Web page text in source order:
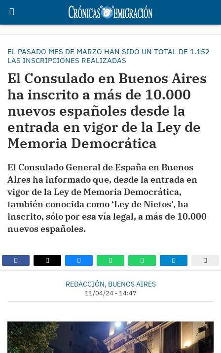
EL PASADO MES DE MARZO HAN SIDO UN TOTAL DE 1.152
LAS INSCRIPCIONES REALIZADAS
El Consulado en Buenos Aires
ha inscrito a más de 10.000
nuevos españoles desde la
entrada en vigor de la Ley de
Memoria Democrática
El Consulado General de España en Buenos
Aires ha informado que, desde la entrada en
vigor de la Ley de Memoria Democrática,
también conocida como ‘Ley de Nietos’, ha
inscrito, sólo por esa vía legal, a más de 10.000
nuevos españoles.
REDACCIÓN, BUENOS AIRES
11/04/24 - 14:47